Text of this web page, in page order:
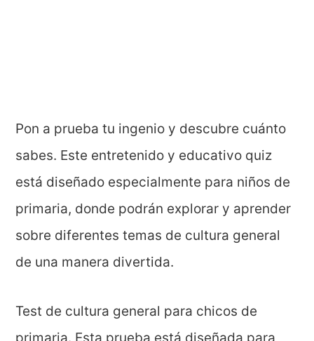
Pon a prueba tu ingenio y descubre cuánto
sabes. Este entretenido y educativo quiz
está diseñado especialmente para niños de
primaria, donde podrán explorar y aprender
sobre diferentes temas de cultura general
de una manera divertida.
Test de cultura general para chicos de